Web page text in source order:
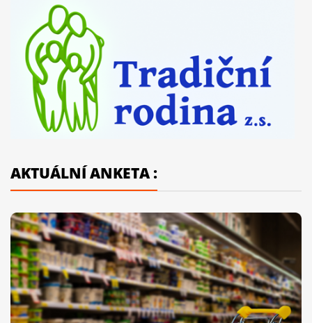
AKTUÁLNÍ ANKETA :